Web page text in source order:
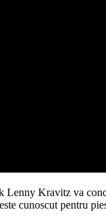
Kravitz va
cunoscut pentru